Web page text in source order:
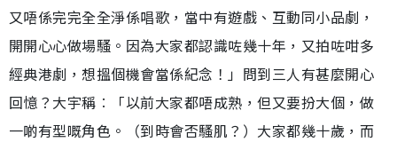
又唔係完完全全淨係唱歌，當中有遊戲、互動同小品劇，
開開心心做場騷。因為大家都認識咗幾十年，又拍咗咁多
經典港劇，想搵個機會當係紀念！」問到三人有甚麼開心
回憶？大宇稱︰「以前大家都唔成熟，但又要扮大個，做
一啲有型嘅角色。（到時會否騷肌？）大家都幾十歲，而